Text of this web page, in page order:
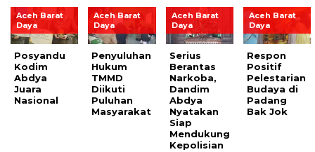
Aceh Barat
Daya
Posyandu
Kodim
Abdya
Juara
Nasional
Aceh Barat
Daya
Penyuluhan
Hukum
TMMD
Diikuti
Puluhan
Masyarakat
Aceh Barat
Daya
Serius
Berantas
Narkoba,
Dandim
Abdya
Nyatakan
Siap
Mendukung
Kepolisian
Aceh Barat
Daya
Respon
Positif
Pelestarian
Budaya di
Padang
Bak Jok